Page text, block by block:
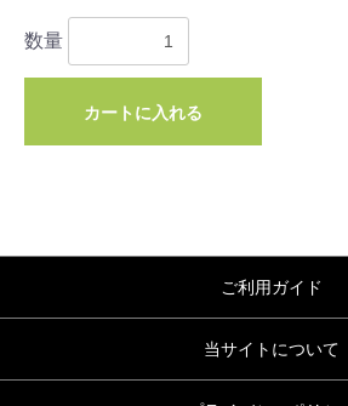
数量
カートに入れる
お買い物を続ける
ご利用ガイド
当サイトについて